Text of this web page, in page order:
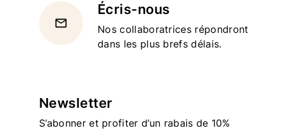
email
Écris-nous
Nos collaboratrices répondront
dans les plus brefs délais.
Newsletter
S’abonner et profiter d’un rabais de 10%